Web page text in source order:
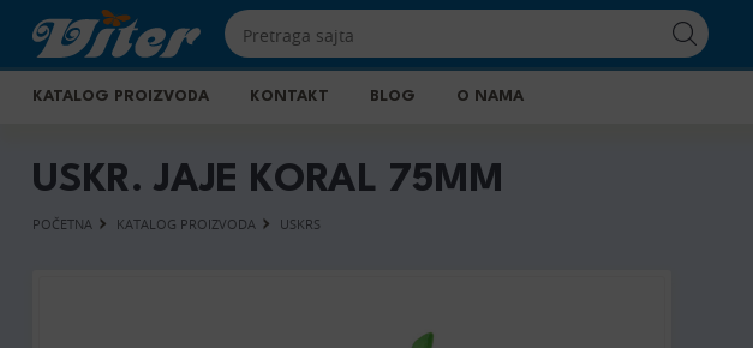
KATALOG PROIZVODA KONTAKT BLOG O NAMA
USKR. JAJE KORAL 75MM
POČETNA KATALOG PROIZVODA USKRS